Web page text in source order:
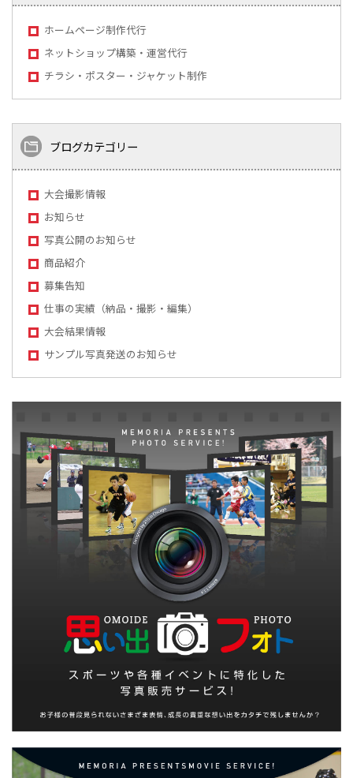
ホームページ制作代行
ネットショップ構築・運営代行
チラシ・ポスター・ジャケット制作
ブログカテゴリー
大会撮影情報
お知らせ
写真公開のお知らせ
商品紹介
募集告知
仕事の実績（納品・撮影・編集）
大会結果情報
サンプル写真発送のお知らせ